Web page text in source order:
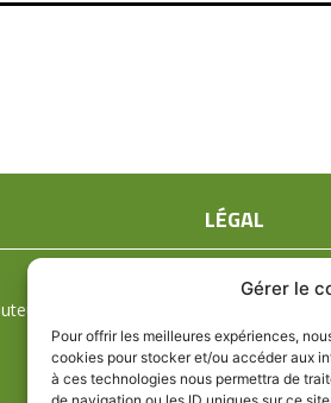
Gérer le
Pour offrir les meilleures expériences,
cookies pour stocker et/ou accéder aux
à ces technologies nous permettra de
LÉGAL
Mentions
Politique de
Politique de